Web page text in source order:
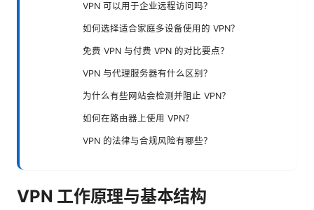
VPN 可以用于企业远程访问吗？
如何选择适合家庭多设备使用的 VPN？
免费 VPN 与付费 VPN 的对比要点？
VPN 与代理服务器有什么区别？
为什么有些网站会检测并阻止 VPN？
如何在路由器上使用 VPN？
VPN 的法律与合规风险有哪些？
VPN 工作原理与基本结构